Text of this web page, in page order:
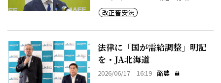
改正畜安法
法律に「国が需給調整」明記
を・JA北海道
2026/06/17 16:19 酪農